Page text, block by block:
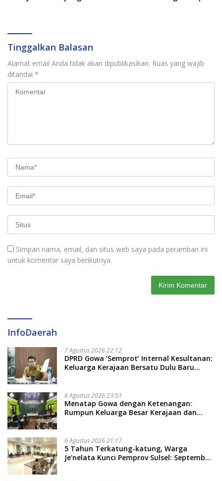
Tinggalkan Balasan
Alamat email Anda tidak akan dipublikasikan. Ruas yang wajib
ditandai *
Simpan nama, email, dan situs web saya pada peramban ini
untuk komentar saya berikutnya.
InfoDaerah
7 Agustus 2026 22:12
DPRD Gowa ‘Semprot’ Internal Kesultanan:
Keluarga Kerajaan Bersatu Dulu Baru
6 Agustus 2026 23:51
Menatap Gowa dengan Ketenangan:
Rumpun Keluarga Besar Kerajaan dan
Soal Adat dan Adab
6 Agustus 2026 21:17
5 Tahun Terkatung-katung, Warga
Je’nelata Kunci Pemprov Sulsel: September